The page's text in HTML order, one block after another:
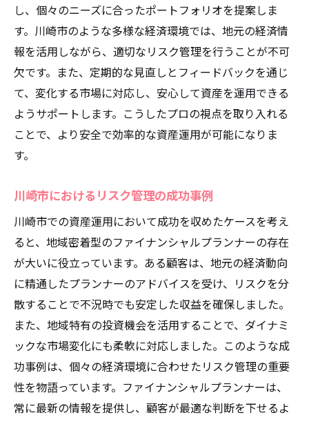
し、個々のニーズに合ったポートフォリオを提案しま
す。川崎市のような多様な経済環境では、地元の経済情
報を活用しながら、適切なリスク管理を行うことが不可
欠です。また、定期的な見直しとフィードバックを通じ
て、変化する市場に対応し、安心して資産を運用できる
ようサポートします。こうしたプロの視点を取り入れる
ことで、より安全で効率的な資産運用が可能になりま
す。
川崎市におけるリスク管理の成功事例
川崎市での資産運用において成功を収めたケースを考え
ると、地域密着型のファイナンシャルプランナーの存在
が大いに役立っています。ある顧客は、地元の経済動向
に精通したプランナーのアドバイスを受け、リスクを分
散することで不況時でも安定した収益を確保しました。
また、地域特有の投資機会を活用することで、ダイナミ
ックな市場変化にも柔軟に対応しました。このような成
功事例は、個々の経済環境に合わせたリスク管理の重要
性を物語っています。ファイナンシャルプランナーは、
常に最新の情報を提供し、顧客が最適な判断を下せるよ